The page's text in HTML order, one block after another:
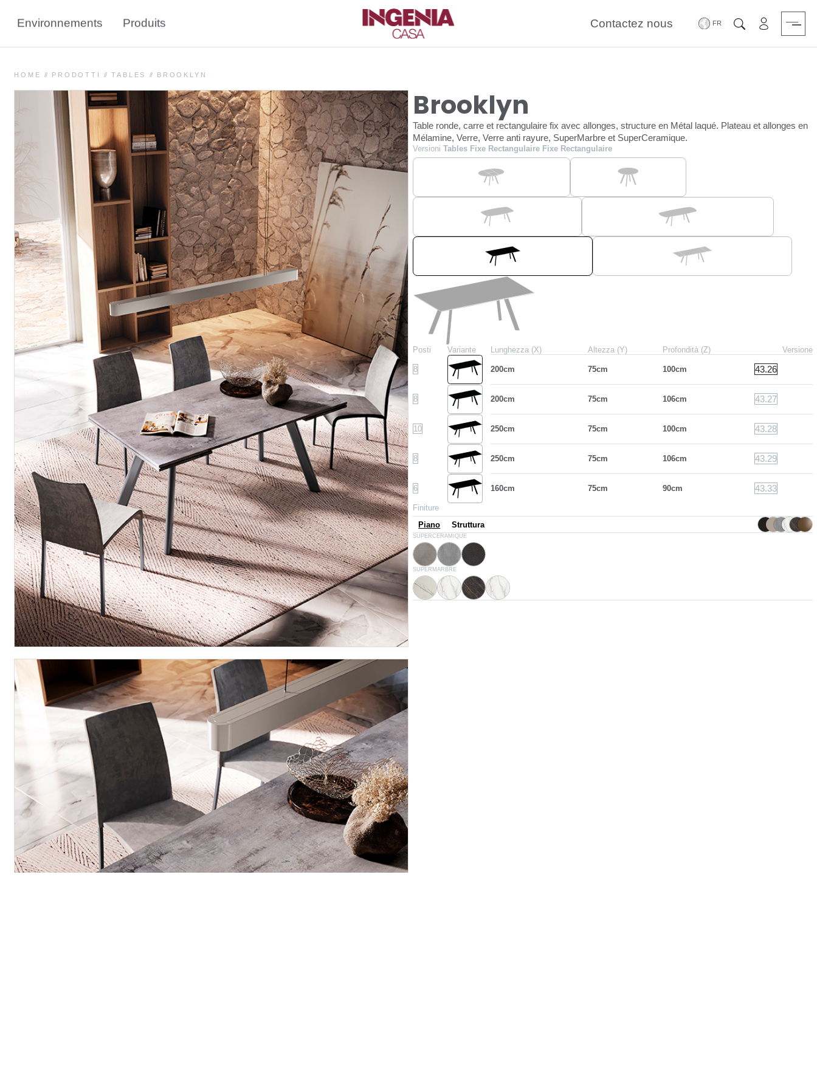
Environnements Produits Contactez nous ChercherZone
HOME // PRODOTTI // TABLES // BROOKLYN
Brooklyn
Table ronde, carre et rectangulaire fix avec allonges, structure en Métal laqué. Plateau et allonges en
Mélamine, Verre, Verre anti rayure, SuperMarbre et SuperCeramique.
Versioni Tables Fixe Rectangulaire Fixe Rectangulaire
Posti Variante Lunghezza (X) Altezza (Y) Profondità (Z) Versione
8 200cm 75cm 100cm 43.26
8 200cm 75cm 106cm 43.27
10 250cm 75cm 100cm 43.28
8 250cm 75cm 106cm 43.29
6 160cm 75cm 90cm 43.33
Finiture
Piano
Struttura
SUPERCERAMIQUE
CR005 CR006
Gris savoi
CR002
SUPERMARBRE
CM007 CM032